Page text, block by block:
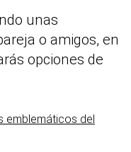
unas
o amigos, en
opciones de
emblemáticos del